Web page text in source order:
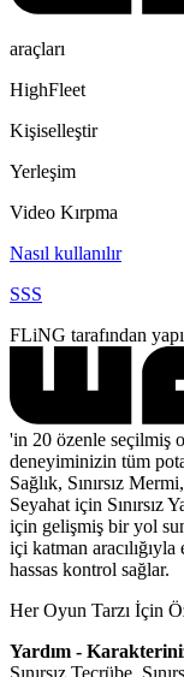
araçları
HighFleet
Kişiselleştir
Yerleşim
Video Kırpma
Nasıl kullanılır
SSS
FLiNG tarafından
'in 20 özenle seçilmiş
deneyiminizin tüm
Sağlık, Sınırsız
Seyahat için Sınırsız
için gelişmiş bir yol
içi katman
hassas kontrol sağlar.
Her Oyun Tarzı İçin
Yardım -
Sınırsız Tecrübe,